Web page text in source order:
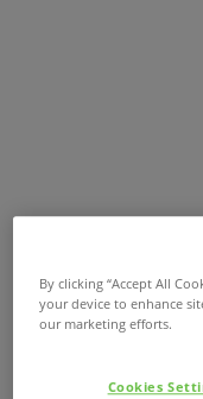
By clicking “Accept All
your device to enhance
our marketing efforts.
Cookies